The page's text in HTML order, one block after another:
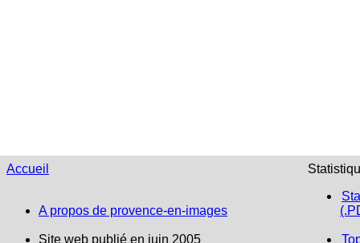
Accueil
A propos de provence-en-images
Site web publié en juin 2005